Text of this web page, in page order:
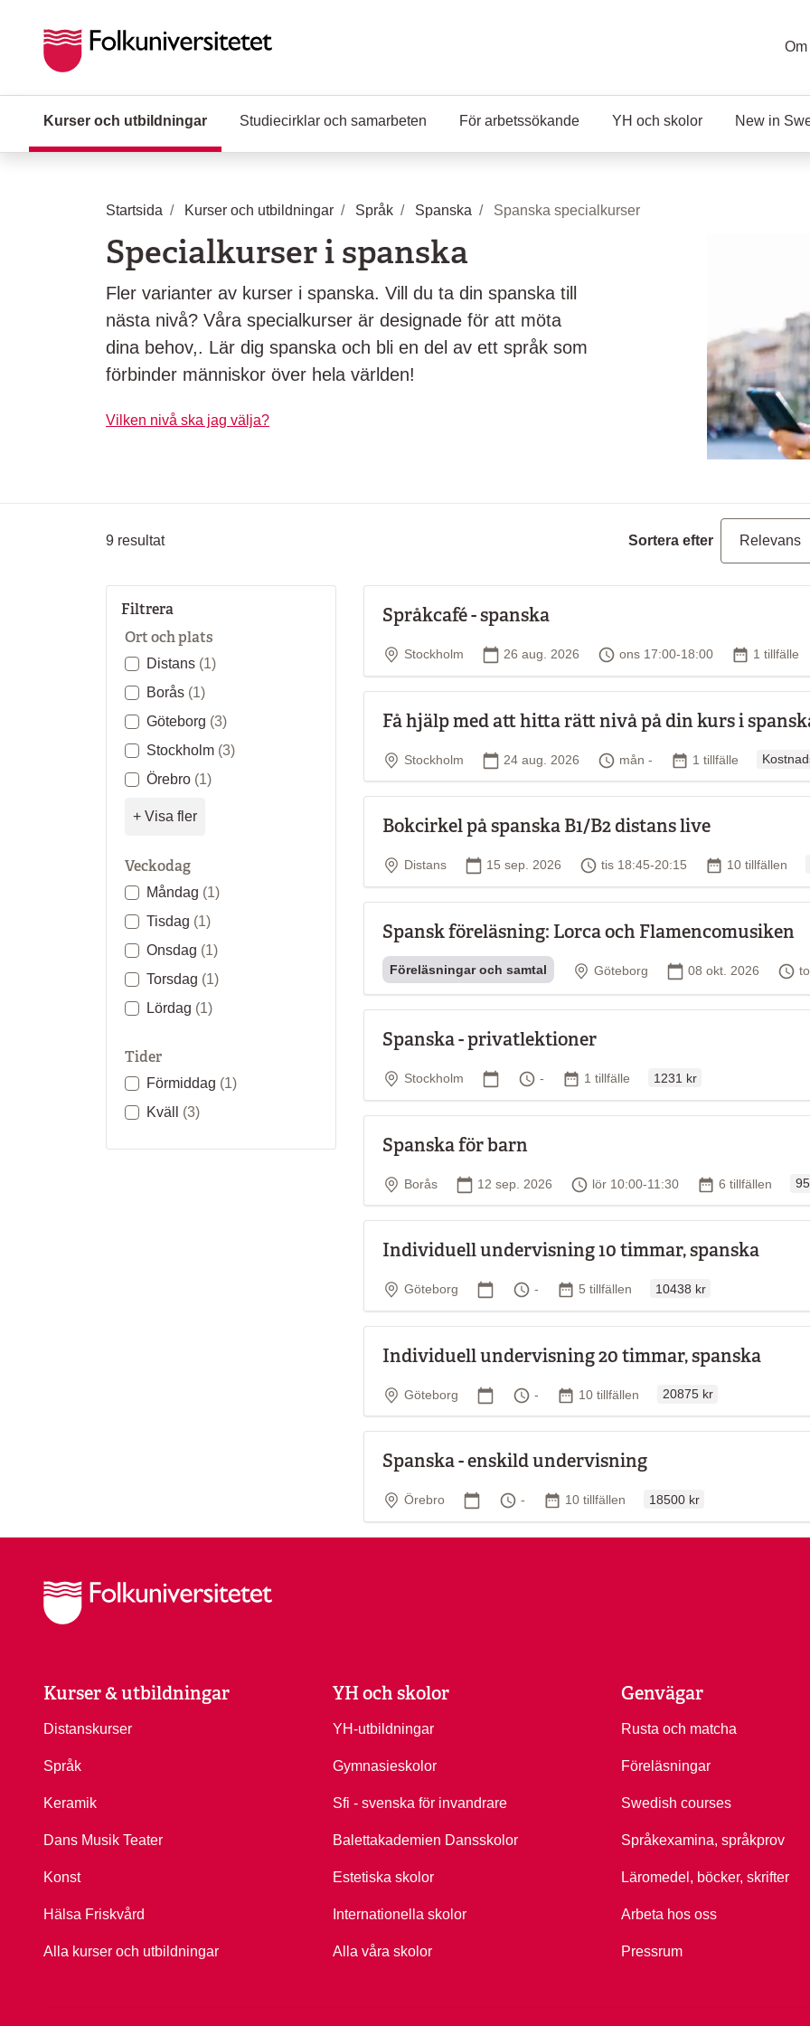
Kurser och utbildningar (Aktuell sida)
Studiecirklar och samarbeten För arbetssökande YH och skolor New in
Startsida Kurser och utbildningar Språk Spanska Spanska specialkurser
Specialkurser i spanska
Fler varianter av kurser i spanska. Vill du ta din spanska till
nästa nivå? Våra specialkurser är designade för att möta
dina behov,. Lär dig spanska och bli en del av ett språk som
förbinder människor över hela världen!
Vilken nivå ska jag välja?
Sortera efter
9 resultat
Filtrera
Ort och plats
Distans (1)
Borås (1)
Göteborg (3)
Stockholm (3)
Örebro (1)
+ Visa fler
Veckodag
Måndag (1)
Tisdag (1)
Onsdag (1)
Torsdag (1)
Lördag (1)
Tider
Förmiddag (1)
Kväll (3)
Språkcafé - spanska
Plats
Stockholm Startdatum
26 aug. 2026 Tid
ons 17:00-18:00 Antal
1 tillfälle
Få hjälp med att hitta rätt nivå på din kurs i
Plats
Stockholm Startdatum
24 aug. 2026 Tid
mån - Antal tillfällen
1 tillfälle
Bokcirkel på spanska B1/B2 distans live
Plats
Distans Startdatum
15 sep. 2026 Tid
tis 18:45-20:15 Antal tillfällen
10 tillfällen
Spansk föreläsning: Lorca och Flamencomusiken
Föreläsningar och samtal Plats
Göteborg Startdatum
08 okt. 2026
Spanska - privatlektioner
Plats
Stockholm Startdatum
Tid
- Antal tillfällen
1 tillfälle 1231 kr
Spanska för barn
Plats
Borås Startdatum
12 sep. 2026 Tid
lör 10:00-11:30 Antal tillfällen
6 tillfällen
Individuell undervisning 10 timmar, spanska
Plats
Göteborg Startdatum
Tid
- Antal tillfällen
5 tillfällen 10438 kr
Individuell undervisning 20 timmar, spanska
Plats
Göteborg Startdatum
Tid
- Antal tillfällen
10 tillfällen 20875 kr
Spanska - enskild undervisning
Plats
Örebro Startdatum
Tid
- Antal tillfällen
10 tillfällen 18500 kr
Kurser & utbildningar
Distanskurser
Språk
Keramik
Dans Musik Teater
Konst
Hälsa Friskvård
Alla kurser och utbildningar
YH och skolor
YH-utbildningar
Gymnasieskolor
Sfi - svenska för invandrare
Balettakademien Dansskolor
Estetiska skolor
Internationella skolor
Alla våra skolor
Genvägar
Rusta och matcha
Föreläsningar
Swedish courses
Språkexamina, språkprov
Läromedel, böcker, skrifter
Arbeta hos oss
Pressrum